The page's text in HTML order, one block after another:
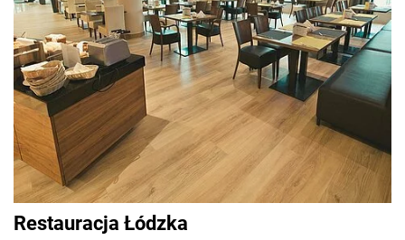
Restauracja Łódzka